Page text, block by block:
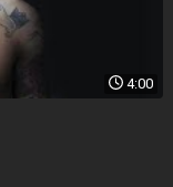
4:00